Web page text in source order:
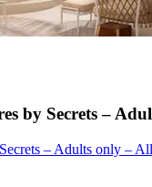
by Secrets –
– Adults only –